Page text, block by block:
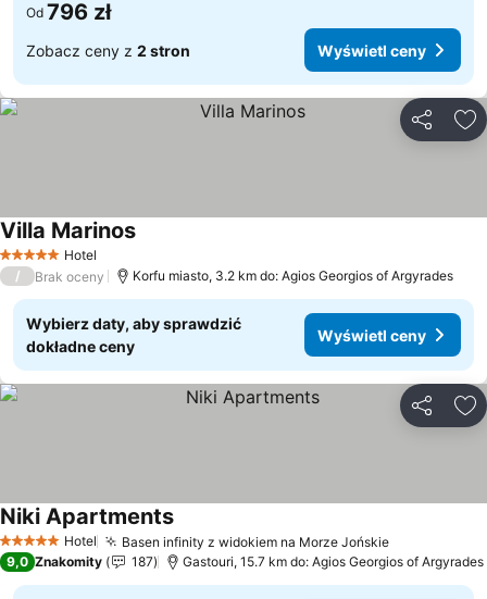
Od 796 zł
Zobacz ceny z 2 stron Wyświetl ceny
5 KategoriaHotel
Villa MarinosWyświetl ceny
/ Brak oceny Korfu miasto, 3.2 km do: Agios Georgios of Argyrades
Wybierz daty, aby sprawdzić
dokładne ceny
Wyświetl ceny
5 KategoriaHotel Basen infinity z widokiem na Morze JońskieWyświetl
Niki ApartmentsWyświetl ceny
9,0 Znakomity 187 Gastouri, 15.7 km do: Agios Georgios of Argyrades